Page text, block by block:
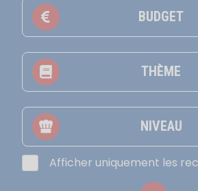
BUDGET
THÈME
NIVEAU
Afficher uniquement les